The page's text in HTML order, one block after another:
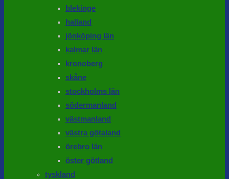
blekinge
halland
jönköping län
kalmar län
kronoberg
skåne
stockholms län
södermanland
västmanland
västra götaland
örebro län
öster götland
tyskland